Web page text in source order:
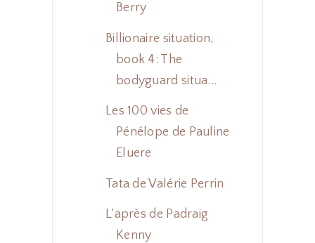
Berry
Billionaire situation,
book 4: The
bodyguard situa...
Les 100 vies de
Pénélope de Pauline
Eluere
Tata de Valérie Perrin
L'après de Padraig
Kenny